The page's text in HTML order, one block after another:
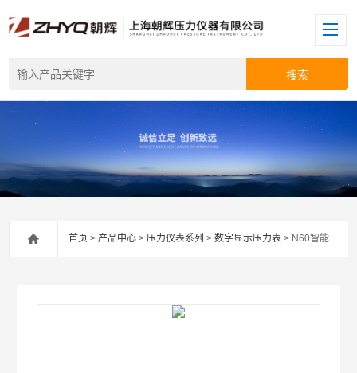
首页 >产品中心 >压力仪表系列 >数字显示压力表 > N60智能数字压力温度显示仪表